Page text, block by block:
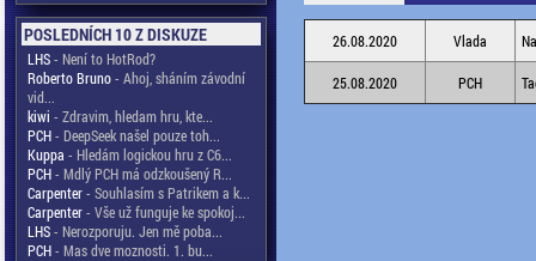
POSLEDNÍCH 10 Z DISKUZE
LHS- Není to HotRod?
Roberto Bruno- Ahoj, sháním závodní
vid...
kiwi - Zdravim, hledam hru, kte...
PCH- DeepSeek našel pouze toh...
Kuppa - Hledám logickou hru z C6...
PCH- Mdlý PCH má odzkoušený R...
Carpenter- Souhlasím s Patrikem a k...
Carpenter- Vše už funguje ke spokoj...
LHS- Nerozporuju. Jen mě poba...
PCH- Mas dve moznosti. 1. bu...
26.08.2020 Vlada
25.08.2020 PCH